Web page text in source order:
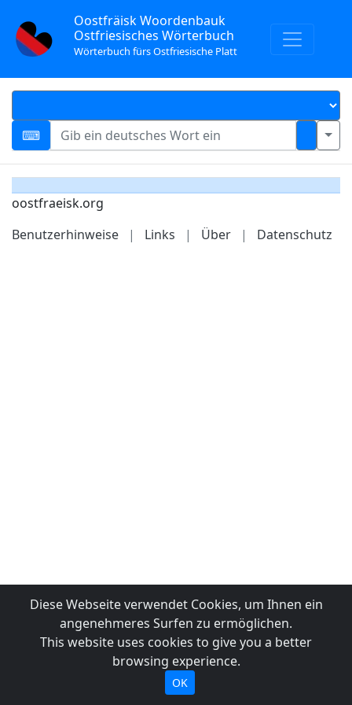
Oostfräisk Woordenbauk
Ostfriesisches Wörterbuch
Wörterbuch fürs Ostfriesische Platt
oostfraeisk.org
Benutzerhinweise
| Links | Über | Datenschutz
Diese Webseite verwendet Cookies, um Ihnen ein
angenehmeres Surfen zu ermöglichen.
This website uses cookies to give you a better
browsing experience.
OK